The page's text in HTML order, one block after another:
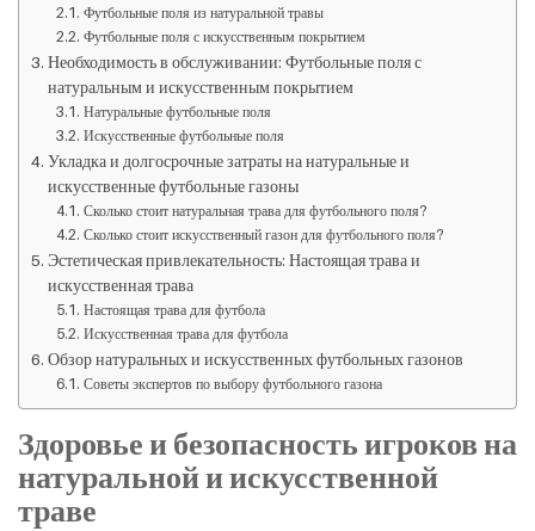
Футбольные поля из натуральной травы
Футбольные поля с искусственным покрытием
Необходимость в обслуживании: Футбольные поля с
натуральным и искусственным покрытием
Натуральные футбольные поля
Искусственные футбольные поля
Укладка и долгосрочные затраты на натуральные и
искусственные футбольные газоны
Сколько стоит натуральная трава для футбольного поля?
Сколько стоит искусственный газон для футбольного поля?
Эстетическая привлекательность: Настоящая трава и
искусственная трава
Настоящая трава для футбола
Искусственная трава для футбола
Обзор натуральных и искусственных футбольных газонов
Советы экспертов по выбору футбольного газона
Здоровье и безопасность игроков на
натуральной и искусственной
траве